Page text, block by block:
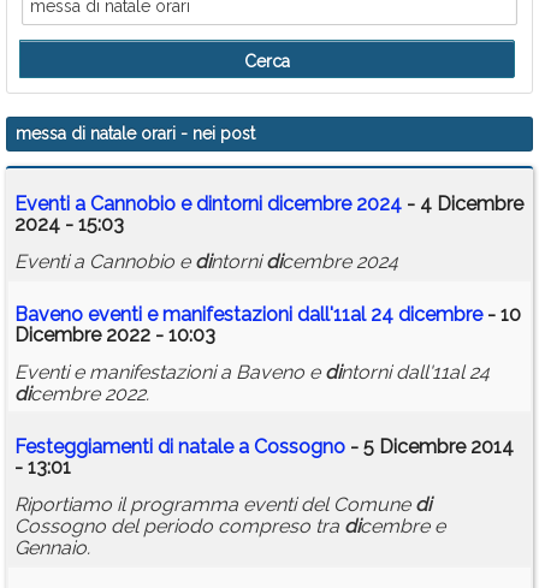
Eventi
Info Utili
Rubriche
Calendario
Annunci
messa di natale orari - nei post
Eventi a Cannobio edintorni dicembre 2024 - 4 Dicembre
2024 - 15:03
Eventi a Cannobio e dintornidicembre 2024
Baveno eventi e manifestazioni dall'11al 24 dicembre- 10
Dicembre 2022 - 10:03
Eventi e manifestazioni a Baveno e dintorni dall'11al 24
dicembre 2022.
Festeggiamenti di natalea Cossogno - 5 Dicembre 2014
- 13:01
Riportiamo il programma eventi del Comune di
Cossogno del periodo compreso tra dicembre e
Gennaio.